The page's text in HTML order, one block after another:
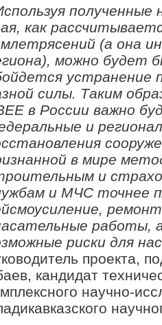
как
(а она
можно будет
устранение
силы. Таким
в России важно
и
в мире
и
и МЧС точнее
работы,
риски для
проекта,
кандидат
научно-